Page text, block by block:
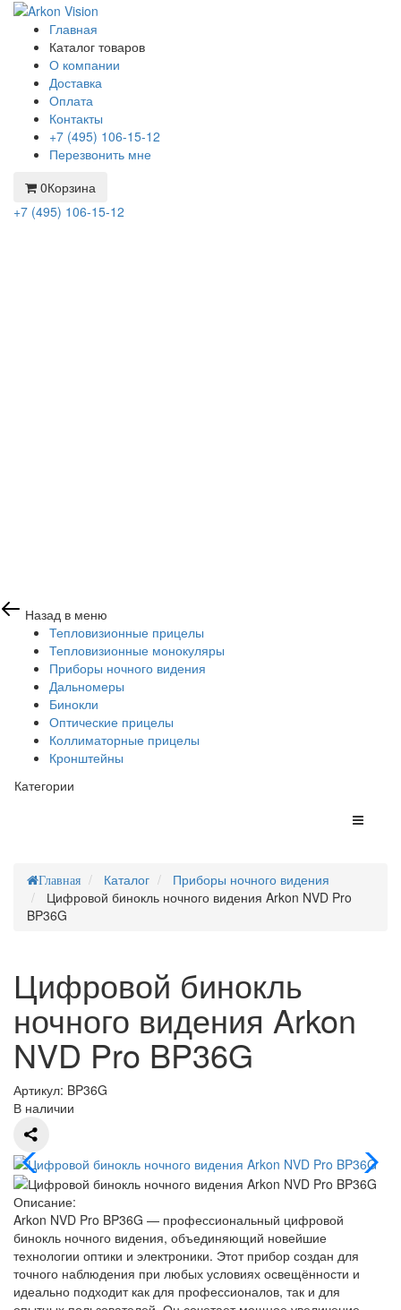
Главная
Каталог товаров
О компании
Доставка
Оплата
Контакты
+7 (495) 106-15-12
Перезвонить мне
0Корзина
+7 (495) 106-15-12
Назад в меню
Тепловизионные прицелы
Тепловизионные монокуляры
Приборы ночного видения
Дальномеры
Бинокли
Оптические прицелы
Коллиматорные прицелы
Кронштейны
Категории
Главная Каталог
Приборы ночного видения
Цифровой бинокль ночного видения Arkon NVD Pro
BP36G
Цифровой бинокль
ночного видения Arkon
NVD Pro BP36G
Артикул: BP36G
В наличии
Описание:
Arkon NVD Pro BP36G — профессиональный цифровой
бинокль ночного видения, объединяющий новейшие
технологии оптики и электроники. Этот прибор создан для
точного наблюдения при любых условиях освещённости и
идеально подходит как для профессионалов, так и для